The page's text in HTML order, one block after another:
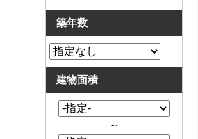
築年数
建物面積
～